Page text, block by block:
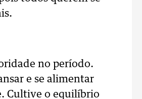
no período.
e se alimentar
Cultive o equilíbrio